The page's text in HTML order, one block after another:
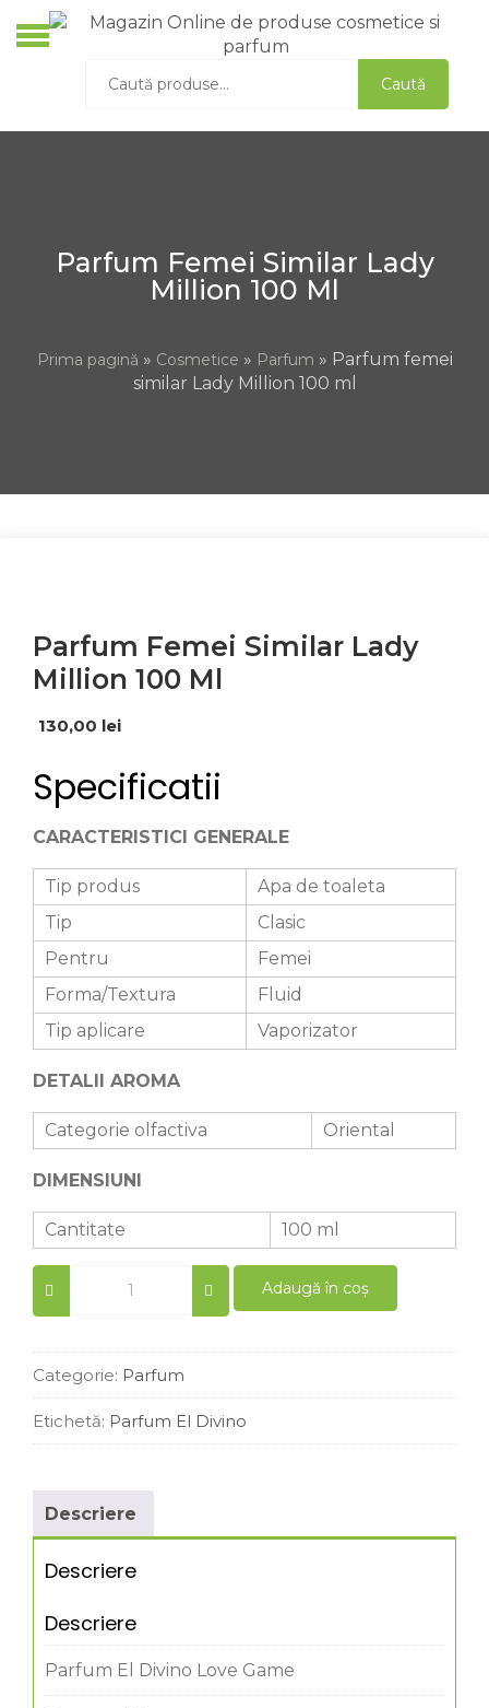
to
după:
Caută
Parfum Femei Similar Lady
Million 100 Ml
Prima pagină » Cosmetice » Parfum » Parfum femei
similar Lady Million 100 ml
Parfum Femei Similar Lady
Million 100 Ml
130,00 lei
Specificatii
CARACTERISTICI GENERALE
Tip produs
Apa de toaleta
Tip
Clasic
Pentru
Femei
Forma/Textura
Fluid
Tip aplicare
Vaporizator
DETALII AROMA
Categorie olfactiva Oriental
DIMENSIUNI
Cantitate 100 ml
Parfum
femei
similar
Million
ml
Adaugă în coș
Categorie: Parfum
Etichetă: Parfum El Divino
Descriere
Descriere
Descriere
Parfum El Divino Love Game